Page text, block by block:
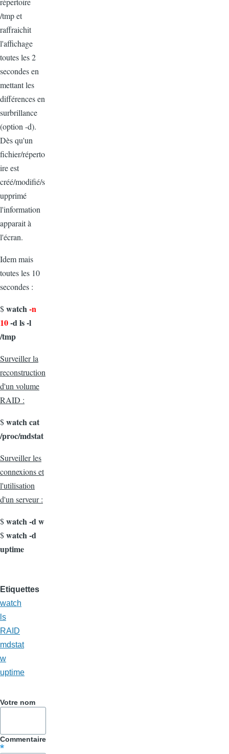
/tmp et
raffraichit
l'affichage
toutes les 2
secondes en
mettant les
différences en
surbrillance
(option -d).
Dès qu'un
fichier/réperto
ire est
créé/modifié/s
upprimé
l'information
apparait à
l'écran.
Idem mais
toutes les 10
secondes :
$watch-n
10-d ls -l
/tmp
Surveiller la
reconstruction
d'un volume
RAID :
$watch cat
/proc/mdstat
Surveiller les
connexions et
l'utilisation
d'un serveur :
$watch -d w
$watch -d
uptime
Etiquettes
watch
ls
RAID
mdstat
w
uptime
Votre nom
Commentaire